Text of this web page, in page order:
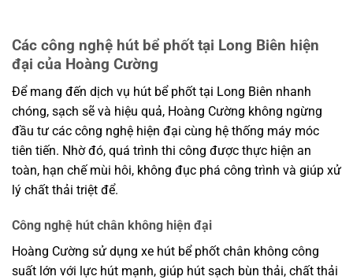
Các công nghệ hút bể phốt tại Long Biên hiện
đại của Hoàng Cường
Để mang đến dịch vụ hút bể phốt tại Long Biên nhanh
chóng, sạch sẽ và hiệu quả, Hoàng Cường không ngừng
đầu tư các công nghệ hiện đại cùng hệ thống máy móc
tiên tiến. Nhờ đó, quá trình thi công được thực hiện an
toàn, hạn chế mùi hôi, không đục phá công trình và giúp xử
lý chất thải triệt để.
Công nghệ hút chân không hiện đại
Hoàng Cường sử dụng xe hút bể phốt chân không công
suất lớn với lực hút mạnh, giúp hút sạch bùn thải, chất thải